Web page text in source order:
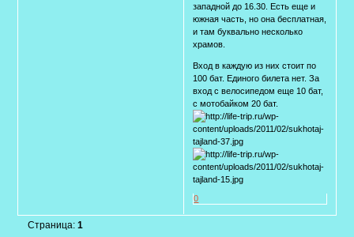
западной до 16.30. Есть еще и
южная часть, но она бесплатная,
и там буквально несколько
храмов.
Вход в каждую из них стоит по
100 бат. Единого билета нет. За
вход с велосипедом еще 10 бат,
с мотобайком 20 бат.
0
Страница: 1